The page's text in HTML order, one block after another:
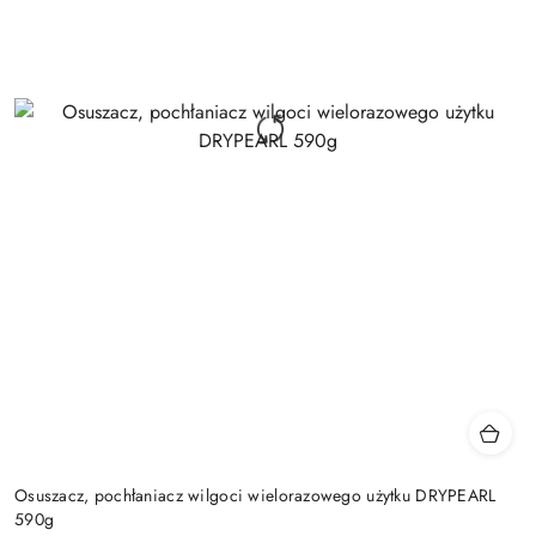
Osuszacz, pochłaniacz wilgoci wielorazowego użytku DRYPEARL
590g